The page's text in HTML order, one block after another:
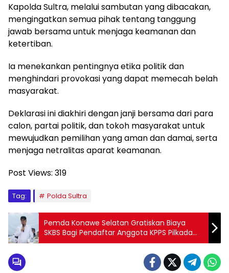
Kapolda Sultra, melalui sambutan yang dibacakan,
mengingatkan semua pihak tentang tanggung
jawab bersama untuk menjaga keamanan dan
ketertiban.
Ia menekankan pentingnya etika politik dan
menghindari provokasi yang dapat memecah belah
masyarakat.
Deklarasi ini diakhiri dengan janji bersama dari para
calon, partai politik, dan tokoh masyarakat untuk
mewujudkan pemilihan yang aman dan damai, serta
menjaga netralitas aparat keamanan.
Post Views: 319
Tag: Polda Sultra
Pemda Konawe Selatan Gratiskan Biaya
SKBS Bagi Pendaftar Anggota KPPS Pilkada
2024